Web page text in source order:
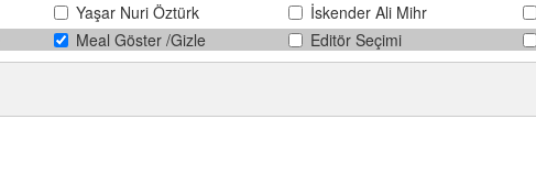
Yaşar Nuri Öztürk İskender Ali Mihr
Meal Göster /Gizle Editör Seçimi